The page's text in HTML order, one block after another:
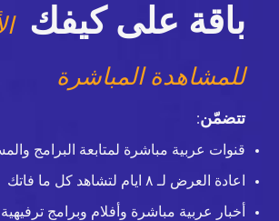
باقة على كيفك
للمشاهدة المباشرة
تتضمّن:
قنوات عربية مباشرة لمتابعة البرامج
اعادة العرض لـ ٨ ايام لتشاهد كل ما فاتك
أخبار عربية مباشرة وأفلام وبرامج